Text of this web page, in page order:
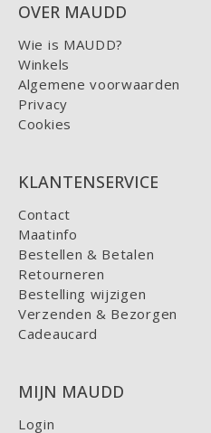
OVER MAUDD
Wie is MAUDD?
Winkels
Algemene voorwaarden
Privacy
Cookies
KLANTENSERVICE
Contact
Maatinfo
Bestellen & Betalen
Retourneren
Bestelling wijzigen
Verzenden & Bezorgen
Cadeaucard
MIJN MAUDD
Login